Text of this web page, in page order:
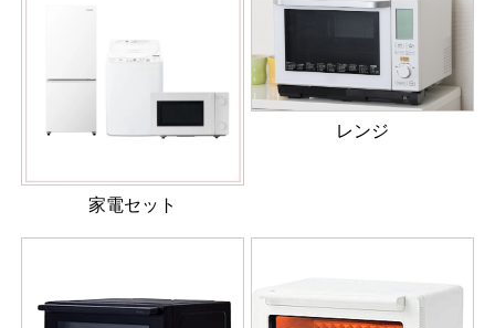
家電セット
レンジ